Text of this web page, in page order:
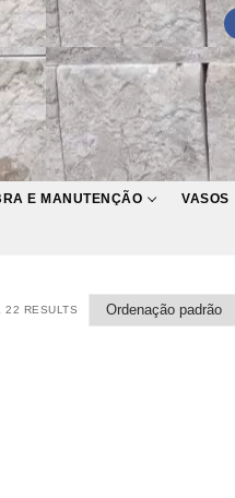
E MANUTENÇÃO VASOS
22 RESULTS